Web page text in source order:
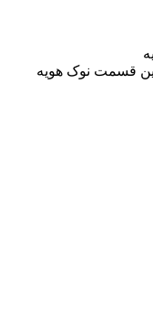
قسمت نوک هویه